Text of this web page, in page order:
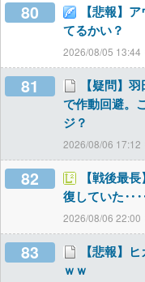
80
【悲報】
てるかい？
2026/08/05 13:44
81
【疑問】
で作動回避。
ジ？
2026/08/06 17:12
82
【戦後最
復していた
2026/08/06 22:00
83
【悲報】
ｗｗ